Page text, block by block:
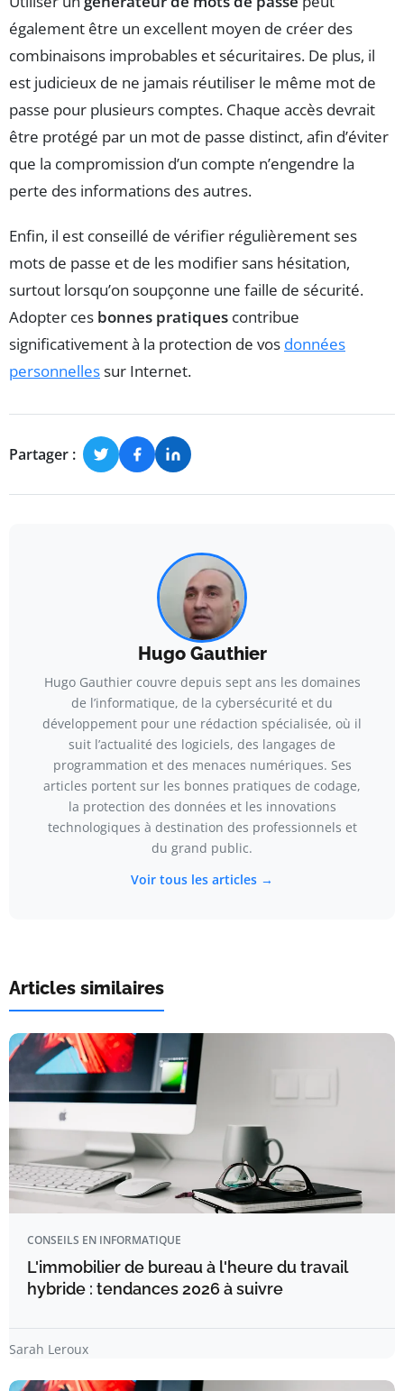
également être un excellent moyen de créer des
combinaisons improbables et sécuritaires. De plus, il
est judicieux de ne jamais réutiliser le même mot de
passe pour plusieurs comptes. Chaque accès devrait
être protégé par un mot de passe distinct, afin d’éviter
que la compromission d’un compte n’engendre la
perte des informations des autres.
Enfin, il est conseillé de vérifier régulièrement ses
mots de passe et de les modifier sans hésitation,
surtout lorsqu’on soupçonne une faille de sécurité.
Adopter ces bonnes pratiques contribue
significativement à la protection de vos données
personnellessur Internet.
Partager :
Hugo Gauthier
Hugo Gauthier couvre depuis sept ans les domaines
de l’informatique, de la cybersécurité et du
développement pour une rédaction spécialisée, où il
suit l’actualité des logiciels, des langages de
programmation et des menaces numériques. Ses
articles portent sur les bonnes pratiques de codage,
la protection des données et les innovations
technologiques à destination des professionnels et
du grand public.
Voir tous les articles →
Articles similaires
CONSEILS EN INFORMATIQUE
L'immobilier de bureau à l'heure du travail
hybride : tendances 2026 à suivre
Sarah Leroux